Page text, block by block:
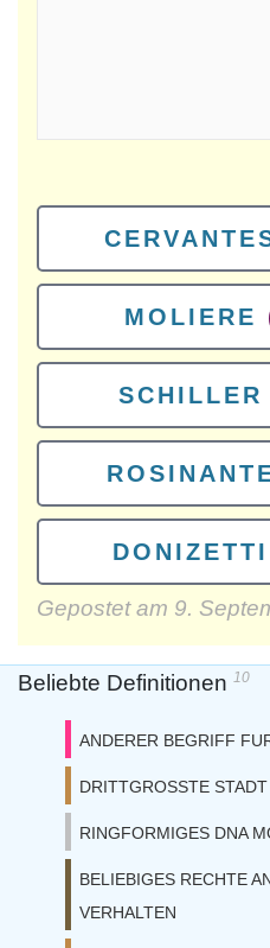
MOLIERE
SCHILLER
DONIZETTI
Gepostet am 9.
Beliebte Definitionen 10
ANDERER BEGRIFF
DRITTGROSSTE
RINGFORMIGES DNA
BELIEBIGES RECHTE
VERHALTEN